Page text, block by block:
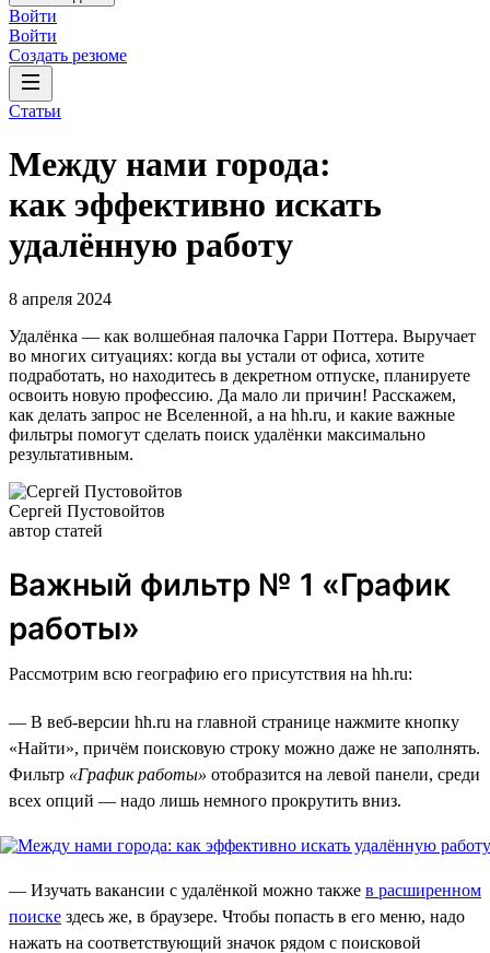
Войти
Войти
Создать резюме
Статьи
Между нами города:
как эффективно искать
удалённую работу
8 апреля 2024
Удалёнка — как волшебная палочка Гарри Поттера. Выручает
во многих ситуациях: когда вы устали от офиса, хотите
подработать, но находитесь в декретном отпуске, планируете
освоить новую профессию. Да мало ли причин! Расскажем,
как делать запрос не Вселенной, а на hh.ru, и какие важные
фильтры помогут сделать поиск удалёнки максимально
результативным.
Сергей Пустовойтов
автор статей
Важный фильтр № 1 «График
работы»
Рассмотрим всю географию его присутствия на hh.ru:
— В веб-версии hh.ru на главной странице нажмите кнопку
«Найти», причём поисковую строку можно даже не заполнять.
Фильтр «График работы» отобразится на левой панели, среди
всех опций — надо лишь немного прокрутить вниз.
— Изучать вакансии с удалёнкой можно также в расширенном
поиске здесь же, в браузере. Чтобы попасть в его меню, надо
нажать на соответствующий значок рядом с поисковой